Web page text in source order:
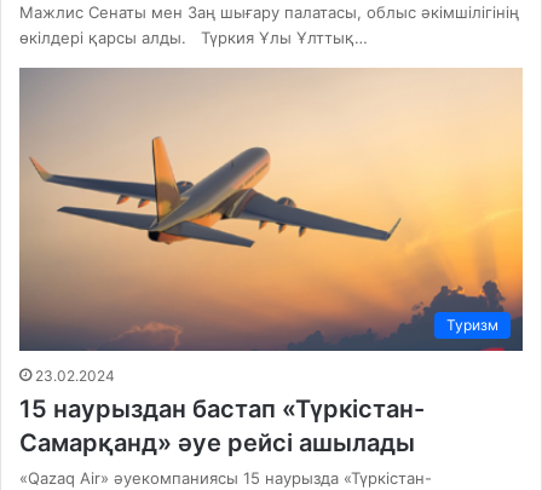
Мажлис Сенаты мен Заң шығару палатасы, облыс әкімшілігінің
өкілдері қарсы алды. Түркия Ұлы Ұлттық…
Туризм
23.02.2024
15 наурыздан бастап «Түркістан-
Самарқанд» әуе рейсі ашылады
«Qazaq Air» әуекомпаниясы 15 наурызда «Түркістан-